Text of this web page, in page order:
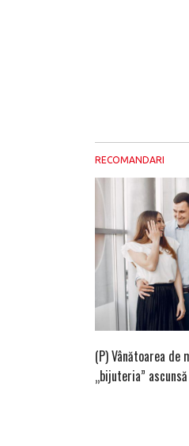
RECOMANDARI
(P) Vânătoarea de
„bijuteria”